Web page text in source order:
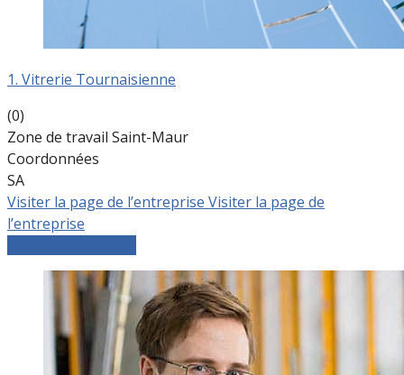
1. Vitrerie Tournaisienne
(0)
Zone de travail Saint-Maur
Coordonnées
SA
Visiter la page de l’entreprise Visiter la page de
l’entreprise